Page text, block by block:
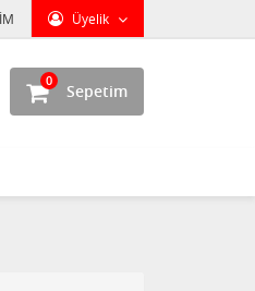
Üyelik
Sepetim
0